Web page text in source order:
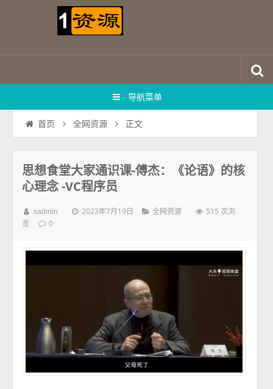
导航菜单
首页 全网资源 正文
思想食堂大家通识课-傅杰：《论语》的核
心理念 -VC程序员
sadmin 2023年7月19日 全网资源
515 次浏
览
0